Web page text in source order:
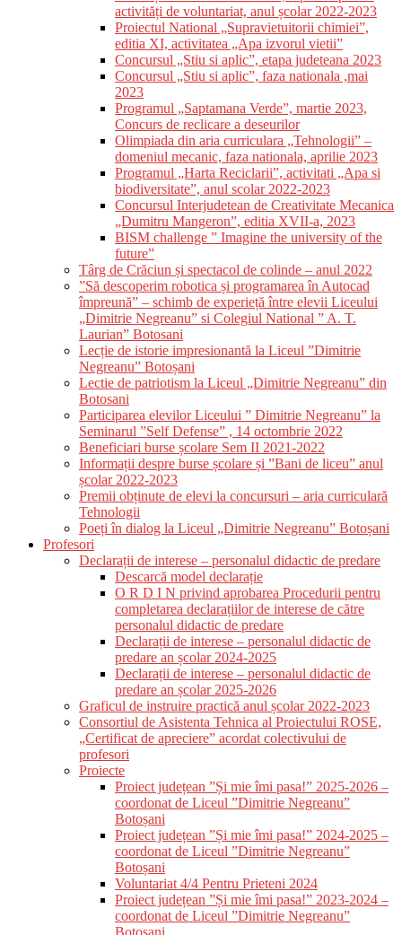
activități de voluntariat, anul școlar 2022-2023
Proiectul National „Supravietuitorii chimiei”,
editia XI, activitatea „Apa izvorul vietii”
Concursul „Stiu si aplic”, etapa judeteana 2023
Concursul „Stiu si aplic”, faza nationala ,mai
2023
Programul „Saptamana Verde”, martie 2023,
Concurs de reclicare a deseurilor
Olimpiada din aria curriculara „Tehnologii” –
domeniul mecanic, faza nationala, aprilie 2023
Programul „Harta Reciclarii”, activitati „Apa si
biodiversitate”, anul scolar 2022-2023
Concursul Interjudetean de Creativitate Mecanica
„Dumitru Mangeron”, editia XVII-a, 2023
BISM challenge ” Imagine the university of the
future”
Târg de Crăciun și spectacol de colinde – anul 2022
”Să descoperim robotica și programarea în Autocad
împreună” – schimb de experieță între elevii Liceului
„Dimitrie Negreanu” si Colegiul National ” A. T.
Laurian” Botosani
Lecție de istorie impresionantă la Liceul ”Dimitrie
Negreanu” Botoșani
Lectie de patriotism la Liceul „Dimitrie Negreanu” din
Botosani
Participarea elevilor Liceului ” Dimitrie Negreanu” la
Seminarul ”Self Defense” , 14 octombrie 2022
Beneficiari burse școlare Sem II 2021-2022
Informații despre burse școlare și ”Bani de liceu” anul
școlar 2022-2023
Premii obținute de elevi la concursuri – aria curriculară
Tehnologii
Poeți în dialog la Liceul „Dimitrie Negreanu” Botoșani
Profesori
Declarații de interese – personalul didactic de predare
Descarcă model declarație
O R D I N privind aprobarea Procedurii pentru
completarea declarațiilor de interese de către
personalul didactic de predare
Declarații de interese – personalul didactic de
predare an școlar 2024-2025
Declarații de interese – personalul didactic de
predare an școlar 2025-2026
Graficul de instruire practică anul școlar 2022-2023
Consortiul de Asistenta Tehnica al Proiectului ROSE,
„Certificat de apreciere” acordat colectivului de
profesori
Proiecte
Proiect județean ”Și mie îmi pasa!” 2025-2026 –
coordonat de Liceul ”Dimitrie Negreanu”
Botoșani
Proiect județean ”Și mie îmi pasa!” 2024-2025 –
coordonat de Liceul ”Dimitrie Negreanu”
Botoșani
Voluntariat 4/4 Pentru Prieteni 2024
Proiect județean ”Și mie îmi pasa!” 2023-2024 –
coordonat de Liceul ”Dimitrie Negreanu”
Botoșani